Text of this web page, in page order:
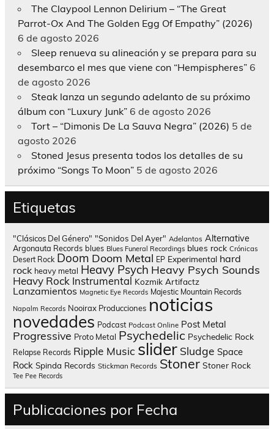
The Claypool Lennon Delirium – “The Great
Parrot-Ox And The Golden Egg Of Empathy” (2026)
6 de agosto 2026
Sleep renueva su alineación y se prepara para su
desembarco el mes que viene con “Hempispheres” 6
de agosto 2026
Steak lanza un segundo adelanto de su próximo
álbum con “Luxury Junk” 6 de agosto 2026
Tort – “Dimonis De La Sauva Negra” (2026) 5 de
agosto 2026
Stoned Jesus presenta todos los detalles de su
próximo “Songs To Moon” 5 de agosto 2026
Etiquetas
"Clásicos Del Género" "Sonidos Del Ayer" Adelantos Alternative
Argonauta Records blues Blues Funeral Recordings blues rock Crónicas
Desert Rock Doom Doom Metal EP Experimental hard
rock heavy metal Heavy Psych Heavy Psych Sounds
Heavy Rock Instrumental Kozmik Artifactz
Lanzamientos Magnetic Eye Records Majestic Mountain Records
Napalm Records Nooirax Producciones noticias
novedades Podcast Podcast Online Post Metal
Progressive Proto Metal Psychedelic Psychedelic Rock
Relapse Records Ripple Music slider Sludge Space
Rock Spinda Records Stickman Records Stoner Stoner Rock
Tee Pee Records
Publicaciones por Fecha